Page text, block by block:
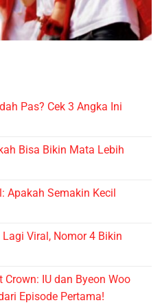
Pas? Cek 3 Angka Ini
Bisa Bikin Mata Lebih
Apakah Semakin Kecil
Viral, Nomor 4 Bikin
Crown: IU dan Byeon Woo
Episode Pertama!